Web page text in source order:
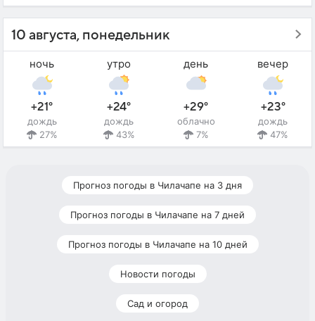
10 августа, понедельник
ночь
+21°
дождь
27%
утро
+24°
дождь
43%
день
+29°
облачно
7%
вечер
+23°
дождь
47%
Прогноз погоды в Чилачапе на 3 дня
Прогноз погоды в Чилачапе на 7 дней
Прогноз погоды в Чилачапе на 10 дней
Новости погоды
Сад и огород